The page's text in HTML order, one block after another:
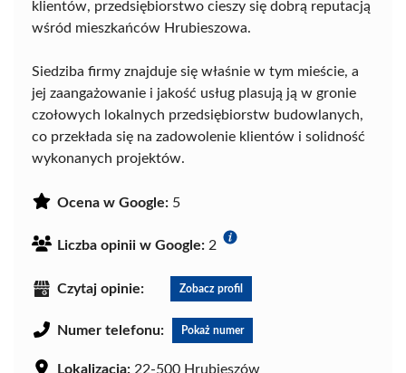
klientów, przedsiębiorstwo cieszy się dobrą reputacją
wśród mieszkańców Hrubieszowa.
Siedziba firmy znajduje się właśnie w tym mieście, a
jej zaangażowanie i jakość usług plasują ją w gronie
czołowych lokalnych przedsiębiorstw budowlanych,
co przekłada się na zadowolenie klientów i solidność
wykonanych projektów.
Ocena w Google: 5
Liczba opinii w Google: 2
Czytaj opinie: Zobacz profil
Numer telefonu: Pokaż numer
Lokalizacja: 22-500 Hrubieszów